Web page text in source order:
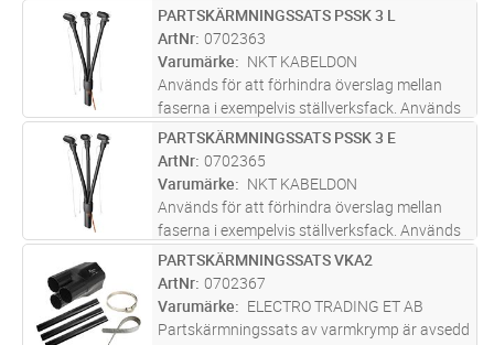
tillsammans med skärmad anslutning CSE-A,
isolerad anslutning KAP eller kabelavslutning
SOT. En kopparfläta mont...läs mer
ST Lägg i kundvagn
PARTSKÄRMNINGSSATS PSSK 3 L
ArtNr 0702363
Varumärke
NKT KABELDON
Används för att förhindra överslag mellan
faserna i exempelvis ställverksfack. Används
tillsammans med skärmad anslutning CSE-A,
isolerad anslutning KAP eller kabelavslutning
SOT. PSST 150 är en förl...läs mer
ST Lägg i kundvagn
PARTSKÄRMNINGSSATS PSSK 3 E
ArtNr 0702365
Varumärke
NKT KABELDON
Används för att förhindra överslag mellan
faserna i exempelvis ställverksfack. Används
tillsammans med skärmad anslutning CSE-A,
isolerad anslutning KAP eller kabelavslutning
SOT. En kopparfläta mont...läs mer
ST Lägg i kundvagn
PARTSKÄRMNINGSSATS VKA2
ArtNr 0702367
Varumärke
ELECTRO TRADING ET AB
Partskärmningssats av varmkrymp är avsedd